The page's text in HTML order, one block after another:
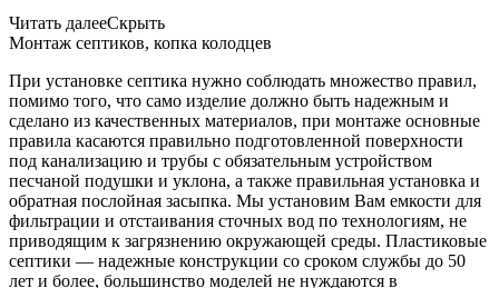
Читать далееСкрыть
Монтаж септиков, копка колодцев
При установке септика нужно соблюдать множество правил,
помимо того, что само изделие должно быть надежным и
сделано из качественных материалов, при монтаже основные
правила касаются правильно подготовленной поверхности
под канализацию и трубы с обязательным устройством
песчаной подушки и уклона, а также правильная установка и
обратная послойная засыпка. Мы установим Вам емкости для
фильтрации и отстаивания сточных вод по технологиям, не
приводящим к загрязнению окружающей среды. Пластиковые
септики — надежные конструкции со сроком службы до 50
лет и более, большинство моделей не нуждаются в